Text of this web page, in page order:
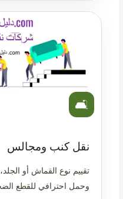
🛋️
نقل كنب ومجالس
تقييم نوع القماش أو
وحمل احترافي للقطع